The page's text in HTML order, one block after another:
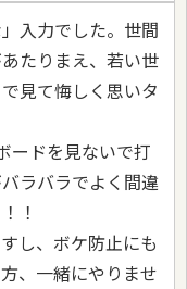
入力でした。世間
たりまえ、若い世
見て悔しく思いタ
ードを見ないで打
ラバラでよく間違
！
し、ボケ防止にも
、一緒にやりませ